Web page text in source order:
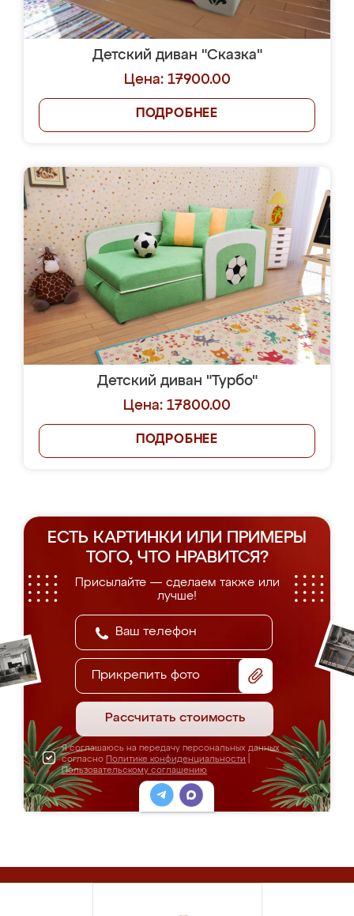
Детский диван "Сказка"
Цена: 17900.00
ПОДРОБНЕЕ
Детский диван "Турбо"
Цена: 17800.00
ПОДРОБНЕЕ
ЕСТЬ КАРТИНКИ ИЛИ ПРИМЕРЫ
ТОГО, ЧТО НРАВИТСЯ?
Присылайте — сделаем также или
лучше!
Прикрепить фото
Рассчитать стоимость
Я соглашаюсь на передачу персональных данных
согласно Политике конфиденциальности
Пользовательскому соглашению